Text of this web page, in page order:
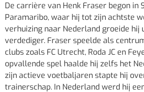
De carrière van Henk Fraser begon in
Paramaribo, waar hij tot zijn achtste
verhuizing naar Nederland groeide hij
verdediger. Fraser speelde als
clubs zoals FC Utrecht, Roda JC en
opvallende spel haalde hij zelfs het
zijn actieve voetbaljaren stapte hij
trainerschap. In Nederland werd hij